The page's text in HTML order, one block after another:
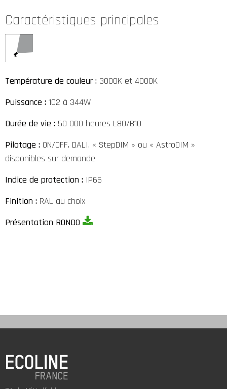
Caractéristiques principales
Température de couleur : 3000K et 4000K
Puissance : 102 à 344W
Durée de vie : 50 000 heures L80/B10
Pilotage : ON/OFF. DALI, « StepDIM » ou « AstroDIM »
disponibles sur demande
Indice de protection : IP65
Finition : RAL au choix
Présentation RONDO